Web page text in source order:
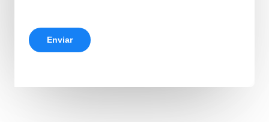
Enviar